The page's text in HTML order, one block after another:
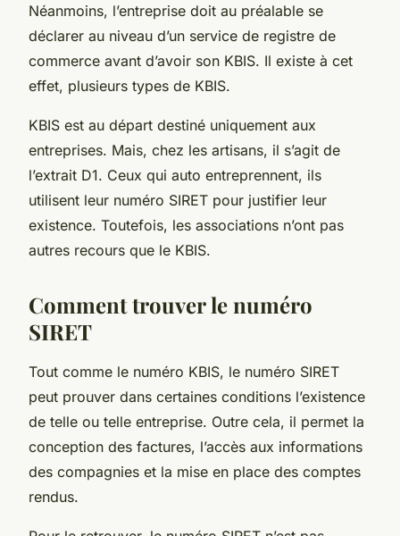
Néanmoins, l’entreprise doit au préalable se
déclarer au niveau d’un service de registre de
commerce avant d’avoir son KBIS. Il existe à cet
effet, plusieurs types de KBIS.
KBIS est au départ destiné uniquement aux
entreprises. Mais, chez les artisans, il s’agit de
l’extrait D1. Ceux qui auto entreprennent, ils
utilisent leur numéro SIRET pour justifier leur
existence. Toutefois, les associations n’ont pas
autres recours que le KBIS.
Comment trouver le numéro
SIRET
Tout comme le numéro KBIS, le numéro SIRET
peut prouver dans certaines conditions l’existence
de telle ou telle entreprise. Outre cela, il permet la
conception des factures, l’accès aux informations
des compagnies et la mise en place des comptes
rendus.